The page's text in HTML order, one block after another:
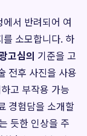
서 반려되어 여
소모합니다. 하
고심의 기준을 고
전후 사진을 사용
고 부작용 가능
경험담을 소개할
듯한 인상을 주